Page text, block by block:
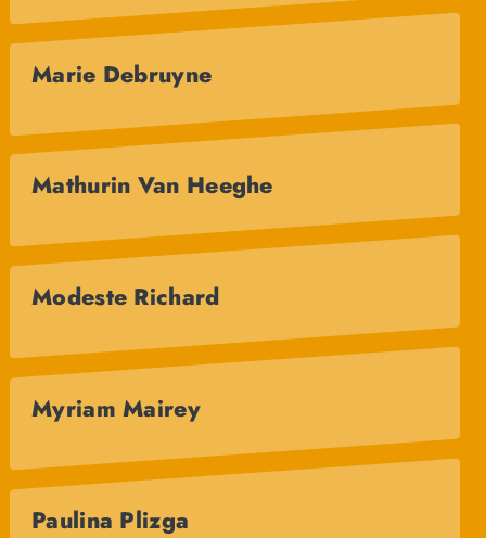
Marie Debruyne
Mathurin Van Heeghe
Modeste Richard
Myriam Mairey
Paulina Plizga